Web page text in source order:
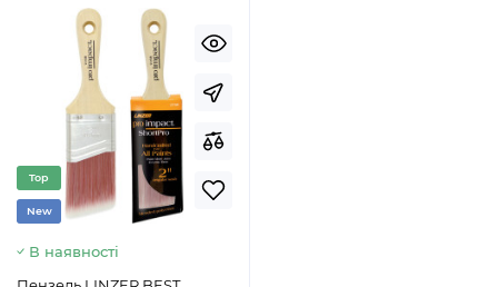
Top
New
В наявності